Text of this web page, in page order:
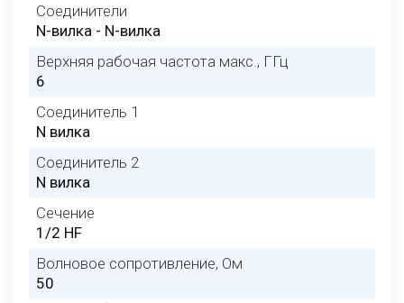
Соединители
N-вилка - N-вилка
Верхняя рабочая частота макс., ГГц
6
Соединитель 1
N вилка
Соединитель 2
N вилка
Сечение
1/2 HF
Волновое сопротивление, Ом
50